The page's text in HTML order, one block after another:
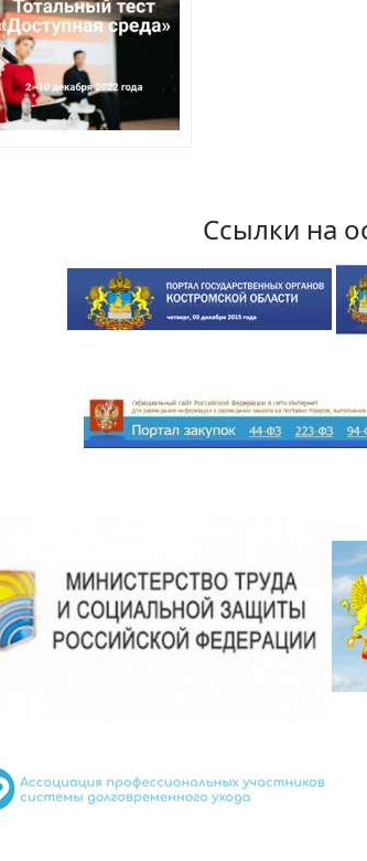
Ссылки на